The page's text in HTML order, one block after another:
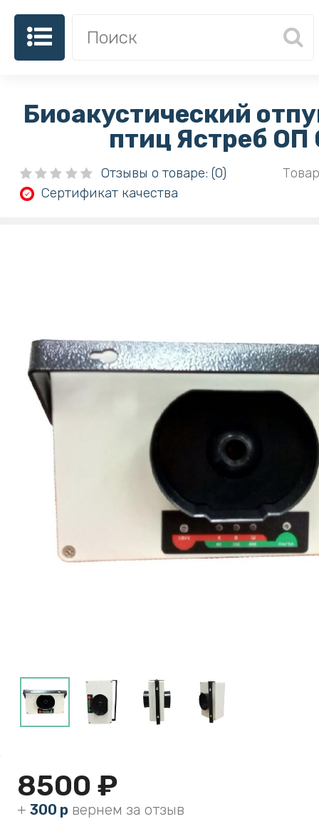
Биоакустический
птиц Ястреб ОП
Отзывы о товаре: (0)
Сертификат качества
8500 ₽
+ 300 р вернем за отзыв